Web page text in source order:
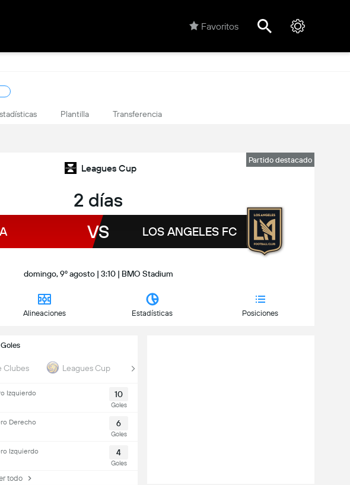
Favoritos
Plantilla Transferencia
Partido destacado
Leagues Cup
2 días
VS LOS ANGELES FC
domingo, 9º agosto | 3:10 | BMO Stadium
Alineaciones Estadísticas Posiciones
Goles
Clubes Leagues Cup
Izquierdo
10
Goles
Derecho
6
Goles
Izquierdo
4
Goles
todo